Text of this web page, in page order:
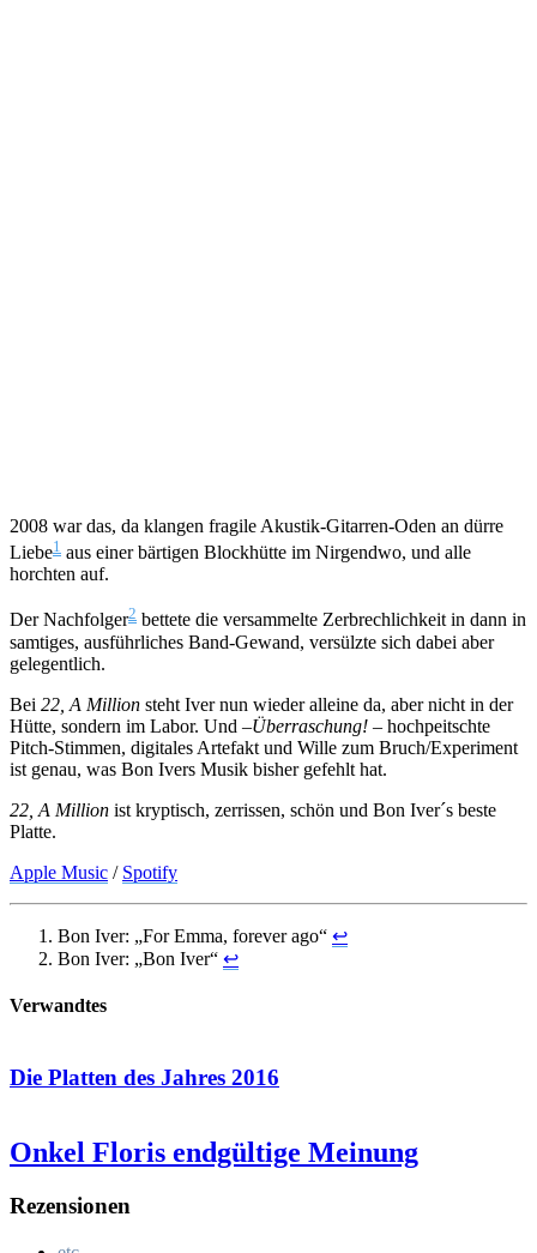
2008 war das, da klangen fragile Akustik-Gitarren-Oden an dürre
Liebe1 aus einer bärtigen Blockhütte im Nirgendwo, und alle
horchten auf.
Der Nachfolger2 bettete die versammelte Zerbrechlichkeit in dann in
samtiges, ausführliches Band-Gewand, versülzte sich dabei aber
gelegentlich.
Bei 22, A Million steht Iver nun wieder alleine da, aber nicht in der
Hütte, sondern im Labor. Und –Überraschung! – hochpeitschte
Pitch-Stimmen, digitales Artefakt und Wille zum Bruch/Experiment
ist genau, was Bon Ivers Musik bisher gefehlt hat.
22, A Million ist kryptisch, zerrissen, schön und Bon Iver´s beste
Platte.
Apple Music / Spotify
Bon Iver: „For Emma, forever ago“ ↩
Bon Iver: „Bon Iver“ ↩
Verwandtes
Die Platten des Jahres 2016
Onkel Floris endgültige Meinung
Rezensionen